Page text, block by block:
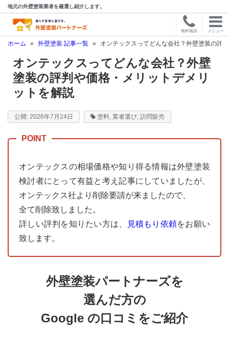
地元の外壁塗装業者を厳選し紹介します。
無料相談 メニュー
ホーム » 外壁塗装 記事一覧 » オンテックスってどんな会社？外壁塗装の評
オンテックスってどんな会社？外壁
塗装の評判や価格・メリットデメリ
ットを解説
2026年7月24日 塗料, 業者選び, 訪問販売
オンテックスの相場価格や知り得る情報は外壁塗装
検討者にとって有益と考え記事にしていましたが、
オンテックス社より削除要請が来ましたので、
全て削除致しました。
詳しい評判を知りたい方は、
見積もり依頼をお願い
致します。
外壁塗装パートナーズを
選んだ方の
Google の口コミをご紹介